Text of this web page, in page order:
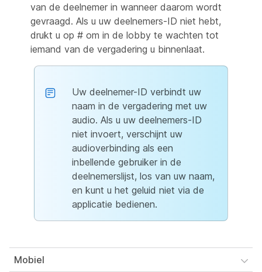
van de deelnemer in wanneer daarom wordt
gevraagd. Als u uw deelnemers-ID niet hebt,
drukt u op # om in de lobby te wachten tot
iemand van de vergadering u binnenlaat.
Uw deelnemer-ID verbindt uw
naam in de vergadering met uw
audio. Als u uw deelnemers-ID
niet invoert, verschijnt uw
audioverbinding als een
inbellende gebruiker in de
deelnemerslijst, los van uw naam,
en kunt u het geluid niet via de
applicatie bedienen.
Mobiel